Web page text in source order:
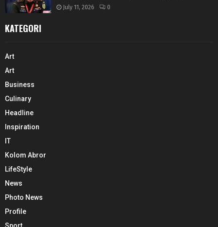
July 11, 2026 0
KATEGORI
Art
Art
Business
Culinary
Headline
Inspiration
IT
Kolom Abror
LifeStyle
News
Photo News
Profile